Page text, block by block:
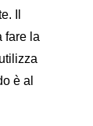
Il
fare la
è al